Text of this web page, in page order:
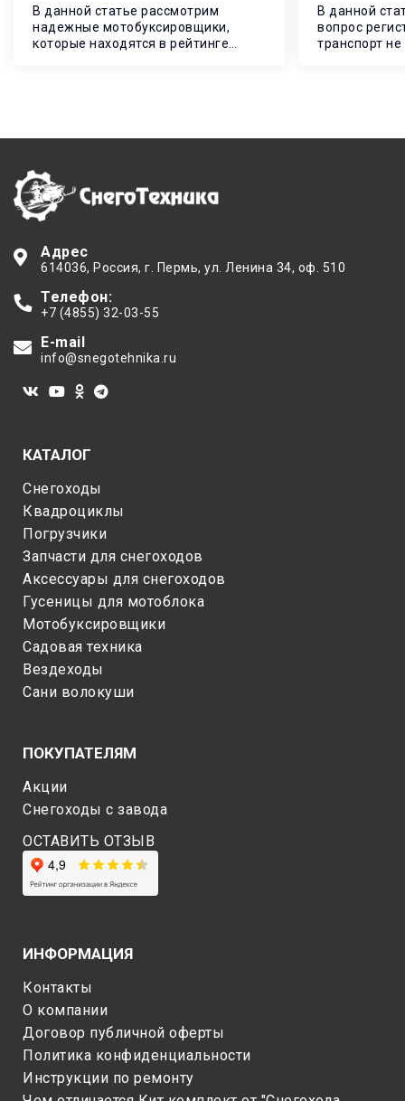
В данной статье рассмотрим
надежные мотобуксировщики,
которые находятся в рейтинге
В данной
вопрос
транспорт
Адрес
614036, Россия, г. Пермь, ул. Ленина 34, оф. 510
Телефон:
+7 (4855) 32-03-55
E-mail
info@snegotehnika.ru
КАТАЛОГ
Снегоходы
Квадроциклы
Погрузчики
Запчасти для снегоходов
Аксессуары для снегоходов
Гусеницы для мотоблока
Мотобуксировщики
Садовая техника
Вездеходы
Сани волокуши
ПОКУПАТЕЛЯМ
Акции
Снегоходы c завода
ОСТАВИТЬ ОТЗЫВ
ИНФОРМАЦИЯ
Контакты
О компании
Договор публичной оферты
Политика конфиденциальности
Инструкции по ремонту